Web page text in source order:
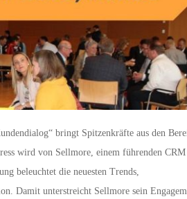
bringt Spitzenkräfte aus den
wird von Sellmore, einem führenden CRM
beleuchtet die neuesten Trends,
Damit unterstreicht Sellmore sein